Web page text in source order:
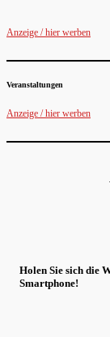
Anzeige / hier werben
Veranstaltungen
Anzeige / hier werben
Holen Sie sich die
Smartphone!